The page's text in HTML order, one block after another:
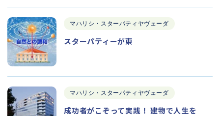
マハリシ・スターパティヤヴェーダ
スターパティーが東
マハリシ・スターパティヤヴェーダ
成功者がこぞって実践！ 建物で人生を